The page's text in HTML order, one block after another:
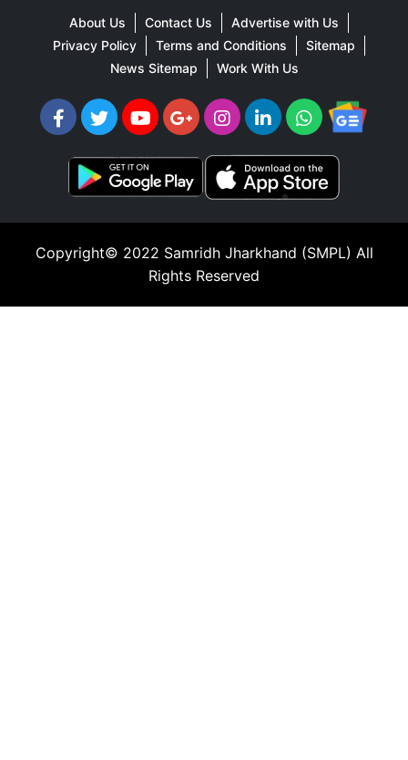
About Us Contact Us
Advertise with Us
Privacy Policy
Terms and Conditions
Sitemap
News Sitemap
Work With Us
Copyright© 2022 Samridh Jharkhand (SMPL) All
Rights Reserved